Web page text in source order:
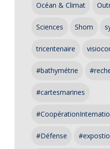
Océan & Climat
Sciences Shom
tricentenaire
#bathymétrie
#cartesmarines
#Défense